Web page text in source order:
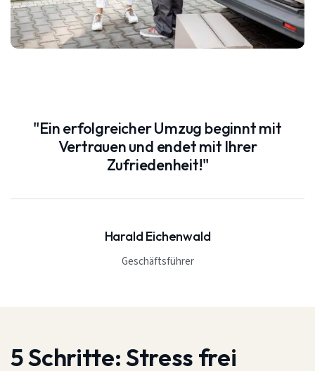
"Ein erfolgreicher Umzug beginnt mit
Vertrauen und endet mit Ihrer
Zufriedenheit!"
Harald Eichenwald
Geschäftsführer
5 Schritte:Stress frei